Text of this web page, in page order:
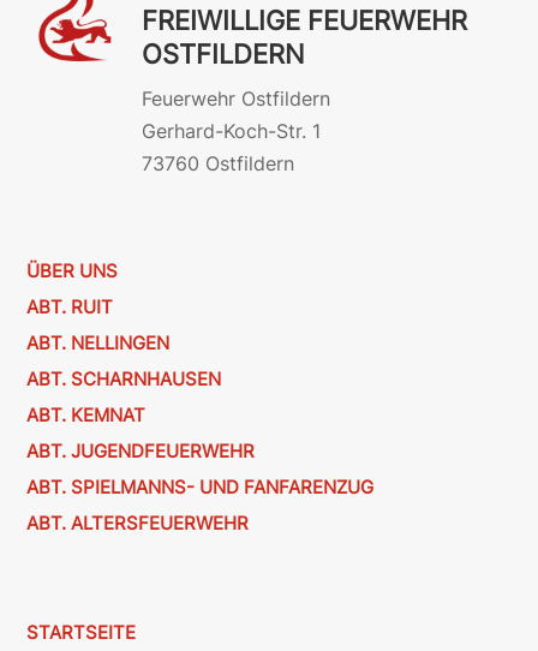
FREIWILLIGE FEUERWEHR
OSTFILDERN
Feuerwehr Ostfildern
Gerhard-Koch-Str. 1
73760 Ostfildern
ÜBER UNS
ABT. RUIT
ABT. NELLINGEN
ABT. SCHARNHAUSEN
ABT. KEMNAT
ABT. JUGENDFEUERWEHR
ABT. SPIELMANNS- UND FANFARENZUG
ABT. ALTERSFEUERWEHR
STARTSEITE